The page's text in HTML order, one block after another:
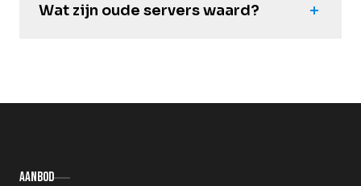
Wat zijn oude servers waard?
Aanbod